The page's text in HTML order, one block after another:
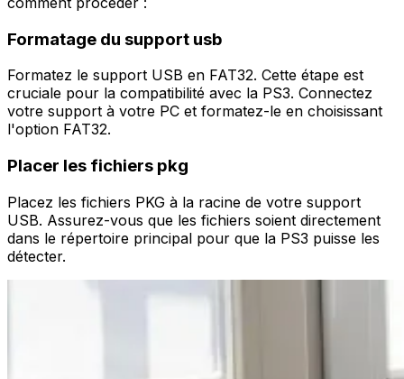
Formatage du support usb
Formatez le support USB en FAT32. Cette étape est
cruciale pour la compatibilité avec la PS3. Connectez
votre support à votre PC et formatez-le en choisissant
l'option FAT32.
Placer les fichiers pkg
Placez les fichiers PKG à la racine de votre support
USB. Assurez-vous que les fichiers soient directement
dans le répertoire principal pour que la PS3 puisse les
détecter.